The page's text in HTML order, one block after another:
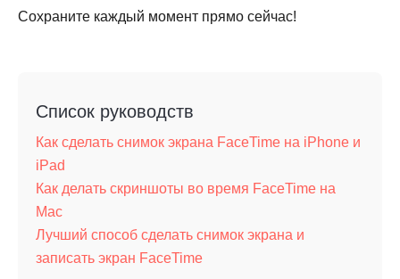
Сохраните каждый момент прямо сейчас!
Список руководств
Как сделать снимок экрана FaceTime на iPhone и
iPad
Как делать скриншоты во время FaceTime на
Mac
Лучший способ сделать снимок экрана и
записать экран FaceTime